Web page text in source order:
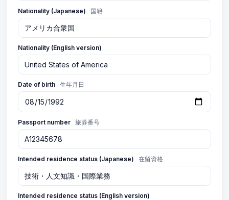
Nationality (Japanese) 国籍
Nationality (English version)
Date of birth 生年月日
Passport number 旅券番号
Intended residence status (Japanese) 在留資格
Intended residence status (English version)